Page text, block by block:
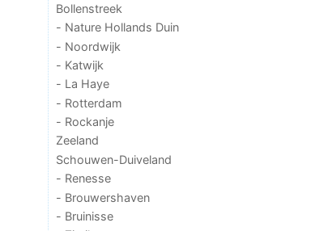
Bollenstreek
- Nature Hollands Duin
- Noordwijk
- Katwijk
- La Haye
- Rotterdam
- Rockanje
Zeeland
Schouwen-Duiveland
- Renesse
- Brouwershaven
- Bruinisse